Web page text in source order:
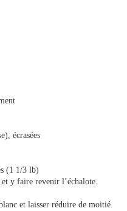
écrasées
(1 1/3 lb)
y faire revenir l’échalote.
et laisser réduire de moitié.